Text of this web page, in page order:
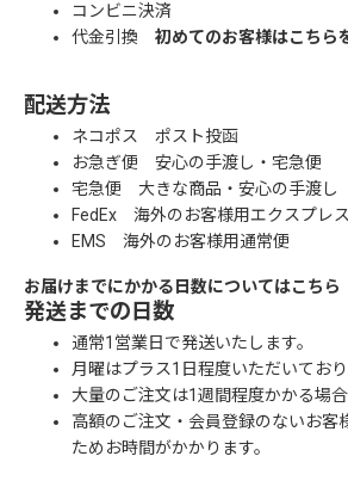
コンビニ決済
代金引換 初めてのお客様はこちら
配送方法
ネコポス ポスト投函
お急ぎ便 安心の手渡し・宅急便
宅急便 大きな商品・安心の手渡し
FedEx 海外のお客様用エクスプレ
EMS 海外のお客様用通常便
お届けまでにかかる日数についてはこちら
発送までの日数
通常1営業日で発送いたします。
月曜はプラス1日程度いただいており
大量のご注文は1週間程度かかる場合
高額のご注文・会員登録のないお客
ためお時間がかかります。